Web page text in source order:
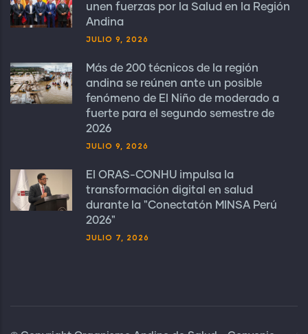
unen fuerzas por la Salud en la Región
Andina
JULIO 9, 2026
Más de 200 técnicos de la región
andina se reúnen ante un posible
fenómeno de El Niño de moderado a
fuerte para el segundo semestre de
2026
JULIO 9, 2026
El ORAS-CONHU impulsa la
transformación digital en salud
durante la "Conectatón MINSA Perú
2026"
JULIO 7, 2026